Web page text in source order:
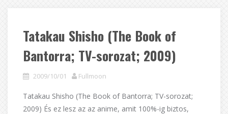
Tatakau Shisho (The Book of
Bantorra; TV-sorozat; 2009)
2009/10/01 Fullmoon
Tatakau Shisho (The Book of Bantorra; TV-sorozat;
2009) És ez lesz az az anime, amit 100%-ig biztos,